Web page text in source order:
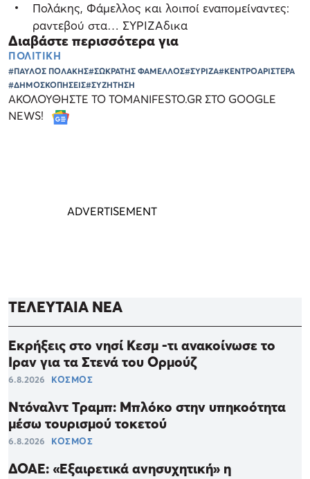
Πολάκης, Φάμελλος και λοιποί εναπομείναντες:
ραντεβού στα… ΣΥΡΙΖΑδικα
Διαβάστε περισσότερα για
ΠΟΛΙΤΙΚΗ
#ΠΑΥΛΟΣ ΠΟΛΑΚΗΣ#ΣΩΚΡΑΤΗΣ ΦΑΜΕΛΛΟΣ#ΣΥΡΙΖΑ#ΚΕΝΤΡΟΑΡΙΣΤΕΡΑ
#ΔΗΜΟΣΚΟΠΗΣΕΙΣ#ΣΥΖΗΤΗΣΗ
ΑΚΟΛΟΥΘΗΣΤΕ ΤΟ TOMANIFESTO.GR ΣΤΟ GOOGLE
NEWS!
ΤΕΛΕΥΤΑΙΑ ΝΕΑ
Εκρήξεις στο νησί Κεσμ -τι ανακοίνωσε το
Ιραν για τα Στενά του Ορμούζ
6.8.2026 ΚΟΣΜΟΣ
Ντόναλντ Τραμπ: Μπλόκο στην υπηκοότητα
μέσω τουρισμού τοκετού
6.8.2026 ΚΟΣΜΟΣ
ΔΟΑΕ: «Εξαιρετικά ανησυχητική» η